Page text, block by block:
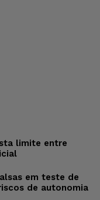
limite entre
em teste de
de autonomia